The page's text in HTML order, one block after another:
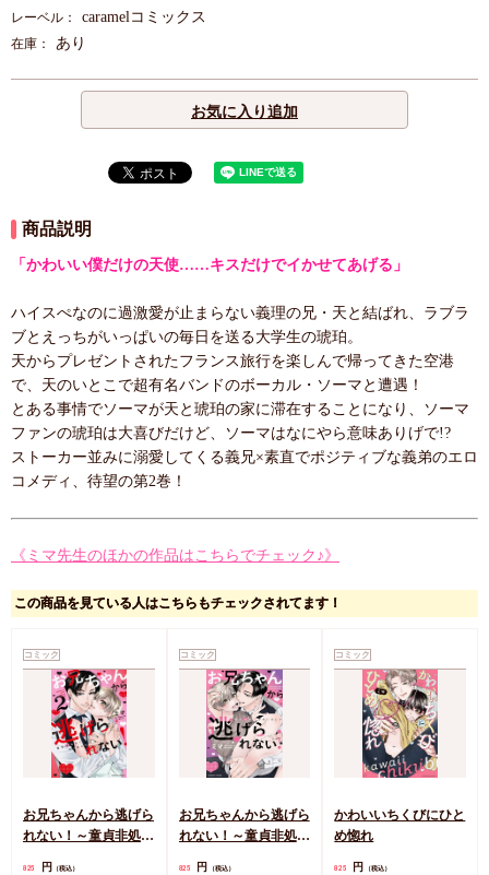
レーベル： caramelコミックス
在庫： あり
お気に入り追加
商品説明
「かわいい僕だけの天使……キスだけでイかせてあげる」
ハイスぺなのに過激愛が止まらない義理の兄・天と結ばれ、ラブラ
ブとえっちがいっぱいの毎日を送る大学生の琥珀。
天からプレゼントされたフランス旅行を楽しんで帰ってきた空港
で、天のいとこで超有名バンドのボーカル・ソーマと遭遇！
とある事情でソーマが天と琥珀の家に滞在することになり、ソーマ
ファンの琥珀は大喜びだけど、ソーマはなにやら意味ありげで!?
ストーカー並みに溺愛してくる義兄×素直でポジティブな義弟のエロ
コメディ、待望の第2巻！
《ミマ先生のほかの作品はこちらでチェック♪》
この商品を見ている人はこちらもチェックされてます！
コミック
お兄ちゃんから逃げら
れない！～童貞非処女
825 円 （税込）
コミック
お兄ちゃんから逃げら
れない！～童貞非処女
825 円 （税込）
コミック
かわいいちくびにひと
め惚れ
825 円 （税込）